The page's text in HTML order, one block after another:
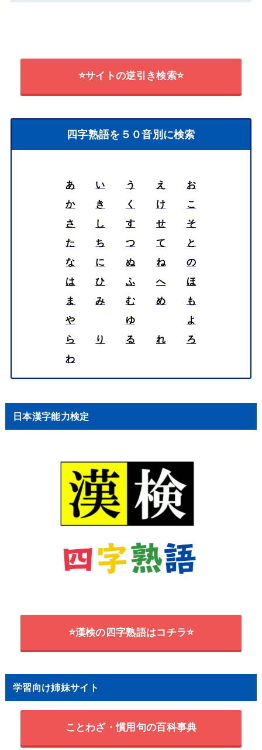
⭐サイトの逆引き検索⭐
四字熟語を５０音別に検索
あ い う え
お
か
き く け
こ
さ
し す せ
そ
た
ち つ て
と
な
に ぬ ね
の
は
ひ ふ へ
ほ
ま
み む め
も
や
ゆ
よ
ら
り る れ
ろ
わ
日本漢字能力検定
⭐漢検の四字熟語はコチラ⭐
学習向け姉妹サイト
ことわざ・慣用句の百科事典